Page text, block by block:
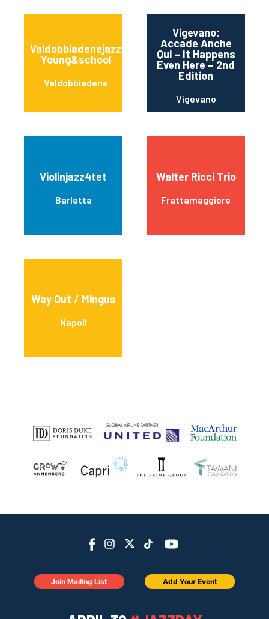
Valdobbiadenejazz
Young&school
Valdobbiadene
Vigevano:
Accade Anche
Qui – It Happens
Even Here – 2nd
Edition
Vigevano
Violinjazz4tet
Barletta
Walter Ricci Trio
Frattamaggiore
Way Out / Mingus
Napoli
Join Mailing List Add Your Event